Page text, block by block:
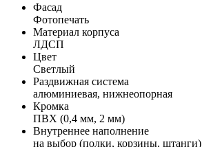
Фасад
Фотопечать
Материал корпуса
ЛДСП
Цвет
Светлый
Раздвижная система
алюминиевая, нижнеопорная
Кромка
ПВХ (0,4 мм, 2 мм)
Внутреннее наполнение
на выбор (полки, корзины, штанги)